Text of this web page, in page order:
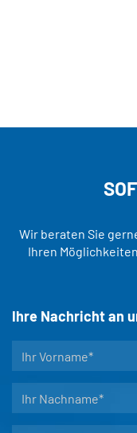
Wir beraten Sie
Ihren
Ihre Nachricht an